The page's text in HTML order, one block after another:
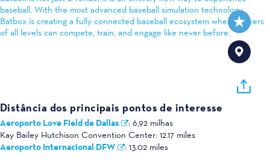
baseball. With the most advanced baseball simulation technology,
Batbox is creating a fully connected baseball ecosystem where players
of all levels can compete, train, and engage like never before.
Distância dos principais pontos de interesse
Aeroporto Love Field de Dallas : 6,92 milhas
Kay Bailey Hutchison Convention Center: 12.17 miles
Aeroporto Internacional DFW : 13.02 miles